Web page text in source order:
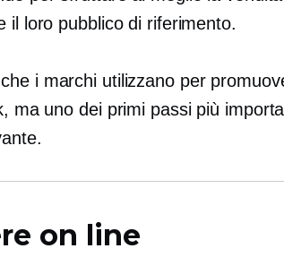
il loro pubblico di riferimento.
i marchi utilizzano per
ma uno dei primi passi più
on line